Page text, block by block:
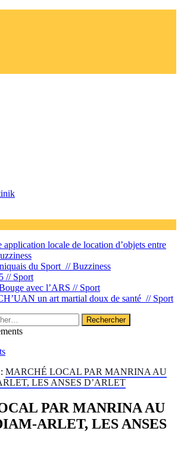
application locale de location d’objets entre
du Sport //Buzziness
// Sport
avec l’ARS // Sport
un art martial doux de santé // Sport
MARCHÉ LOCAL PAR MANRINA AU
LES ANSES D’ARLET
PAR MANRINA AU
ARLET, LES ANSES